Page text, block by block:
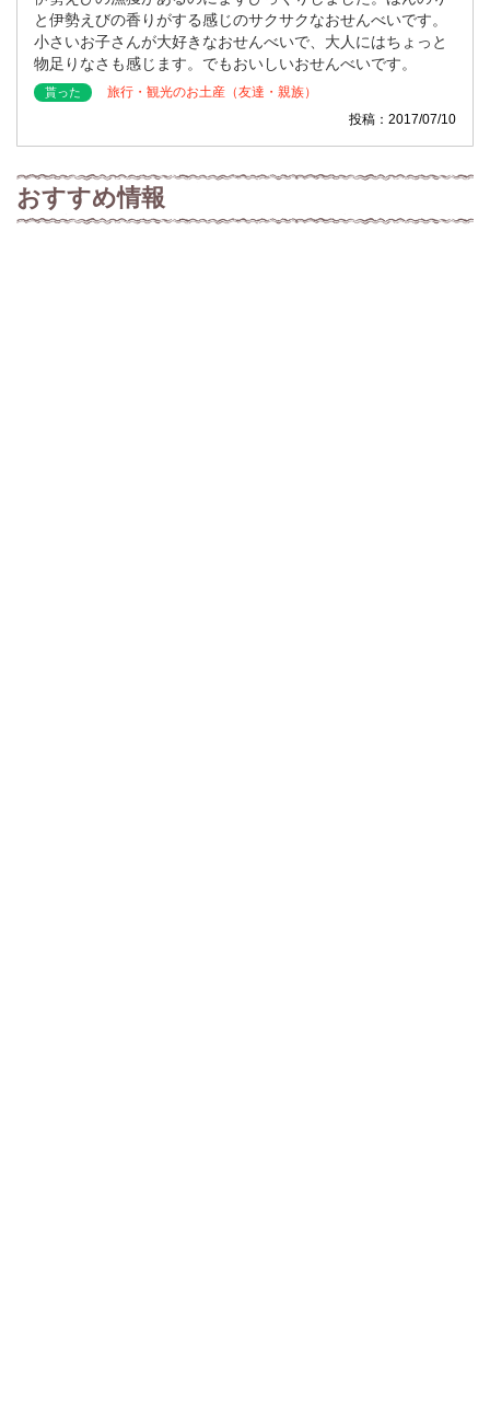
と伊勢えびの香りがする感じのサクサクなおせんべいです。
小さいお子さんが大好きなおせんべいで、大人にはちょっと
物足りなさも感じます。でもおいしいおせんべいです。
貰った
旅行・観光のお土産（友達・親族）
投稿：2017/07/10
おすすめ情報